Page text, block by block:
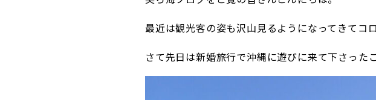
最近は観光客の姿も沢山見るようになってきて
さて先日は新婚旅行で沖縄に遊びに来て下さっ